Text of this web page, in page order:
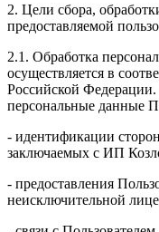
2. Цели сбора,
предоставляемой
2.1. Обработка
осуществляется в
Российской
персональные данные
- идентификации
заключаемых с ИП
- предоставления
неисключительной